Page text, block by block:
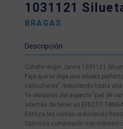
1031121
BRAGAS
Descripción
Culotte mujer Janira 1031121
Faja que te deja una silueta
cartucheras" reduciendo hasta una
Te olvidarás del aspecto "piel de
además de tener un EFECTO
Estiliza las curvas reduciendo
Optimiza compresión con máximo